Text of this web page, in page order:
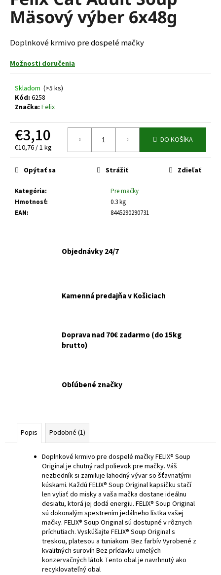
0,0
hviezdičiek.
Mäsový výber 6x48g
Doplnkové krmivo pre dospelé mačky
Možnosti doručenia
Skladom (>5 ks)
Kód: 6258
Značka: Felix
€3,10
Jednotková
cena:
€10,76 / 1 kg
DO KOŠÍKA
Kategória:
Pre mačky
Hmotnosť:
0.3 kg
EAN: 8445290290731
Opýtať sa Strážiť Zdieľať
Objednávky 24/7
Kamenná predajňa v Košiciach
Doprava nad 70€ zadarmo (do 15kg
brutto)
Obľúbené značky
Popis Podobné (1)
Doplnkové krmivo pre dospelé mačky FELIX® Soup
Original je chutný rad polievok pre mačky. Váš
nezbedník si zamiluje lahodný vývar so šťavnatými
kúskami. Každú FELIX® Soup Original kapsičku stačí
len vyliať do misky a vaša mačka dostane ideálnu
desiatu, ktorá jej dodá energiu. FELIX® Soup Original
sú dokonalým spestrením jedálneho lístka vašej
mačky. FELIX® Soup Original sú dostupné v rôznych
príchutiach. Vyskúšajte FELIX® Soup Original s
treskou, platesou a tuniakom. Bez farbív Vyrobené z
kvalitných surovín Bez prídavku umelých
konzervačných látok Tento obal je navrhnutý ako
recyklovateľný obal
á
j
s
ť
?
O
d
o
ú